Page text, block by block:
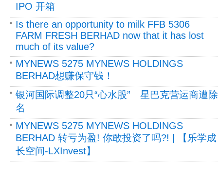
IPO 开箱
Is there an opportunity to milk FFB 5306
FARM FRESH BERHAD now that it has lost
much of its value?
MYNEWS 5275 MYNEWS HOLDINGS
BERHAD想赚保守钱！
银河国际调整20只“心水股” 星巴克营运商遭除
名
MYNEWS 5275 MYNEWS HOLDINGS
BERHAD 转亏为盈! 你敢投资了吗?! | 【乐学成
长空间-LXInvest】